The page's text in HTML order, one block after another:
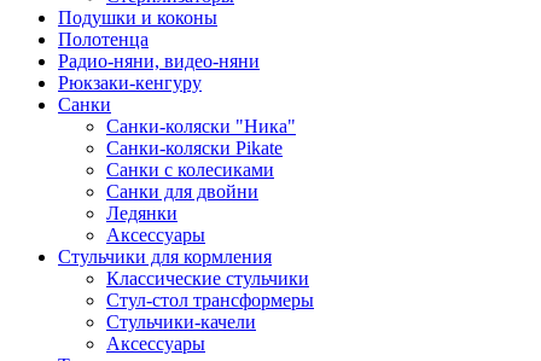
Подушки и коконы
Полотенца
Радио-няни, видео-няни
Рюкзаки-кенгуру
Санки
Санки-коляски "Ника"
Санки-коляски Pikate
Санки с колесиками
Санки для двойни
Ледянки
Аксессуары
Стульчики для кормления
Классические стульчики
Стул-стол трансформеры
Стульчики-качели
Аксессуары